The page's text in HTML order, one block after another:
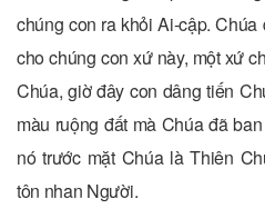
chúng con ra khỏi Ai-cập.
cho chúng con xứ này, một xứ
Chúa, giờ đây con dâng tiến
màu ruộng đất mà Chúa đã
nó trước mặt Chúa là Thiên
tôn nhan Người.